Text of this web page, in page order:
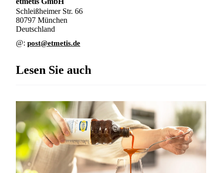
Schleißheimer Str. 66
80797 München
Deutschland
@: ed.sitemte@tsop
Lesen Sie auch